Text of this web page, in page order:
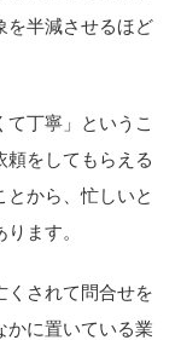
を半減させるほど
丁寧」というこ
頼をしてもらえる
から、忙しいと
ます。
くされて問合せを
かに置いている業